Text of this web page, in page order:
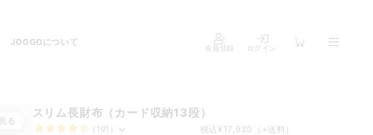
JOGGOについて
会員登録 ログイン
る
スリム長財布（カード収納13段）
（191） 税込 ¥17,930 （+送料）